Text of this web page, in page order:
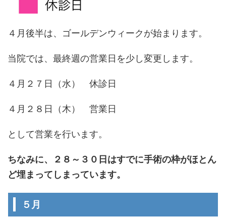
４月後半は、ゴールデンウィークが始まります。
当院では、最終週の営業日を少し変更します。
４月２７日（水） 休診日
４月２８日（木） 営業日
として営業を行います。
ちなみに、２８～３０日はすでに手術の枠がほとん
ど埋まってしまっています。
５月